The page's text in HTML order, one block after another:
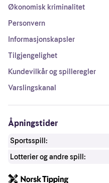
Økonomisk kriminalitet
Personvern
Informasjonskapsler
Tilgjengelighet
Kundevilkår og spilleregler
Varslingskanal
Åpningstider
Sportsspill:
Lotterier og andre spill: